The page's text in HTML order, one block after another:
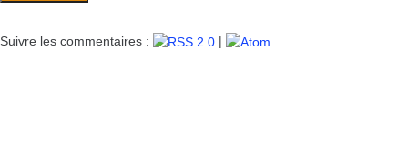
Suivre les commentaires : |